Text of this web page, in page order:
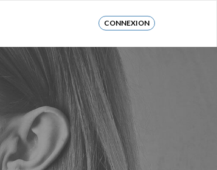
CONNEXION